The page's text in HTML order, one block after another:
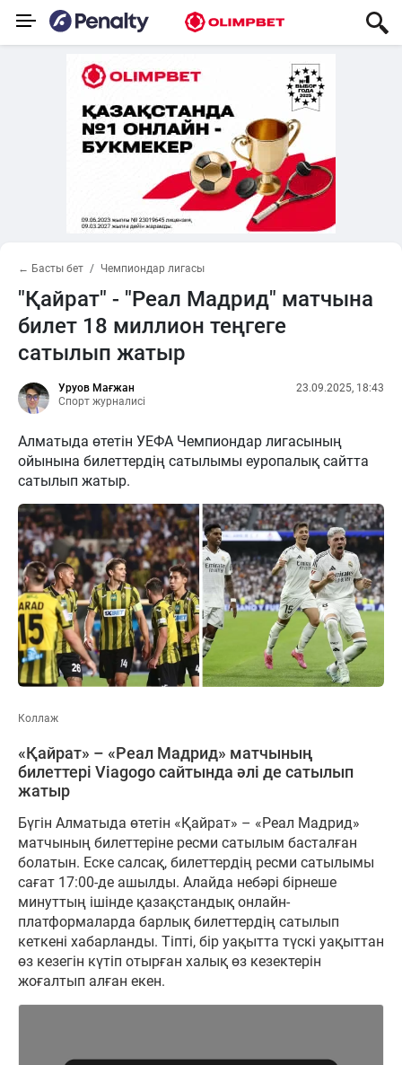
← Басты бет Чемпиондар лигасы
"Қайрат" - "Реал Мадрид" матчына
билет 18 миллион теңгеге
сатылып жатыр
Уруов Мағжан
Спорт журналисі
23.09.2025, 18:43
Алматыда өтетін УЕФА Чемпиондар лигасының
ойынына билеттердің сатылымы еуропалық сайтта
сатылып жатыр.
Коллаж
«Қайрат» – «Реал Мадрид» матчының
билеттері Viagogo сайтында әлі де сатылып
жатыр
Бүгін Алматыда өтетін «Қайрат» – «Реал Мадрид»
матчының билеттеріне ресми сатылым басталған
болатын. Еске салсақ, билеттердің ресми сатылымы
сағат 17:00-де ашылды. Алайда небәрі бірнеше
минуттың ішінде қазақстандық онлайн-
платформаларда барлық билеттердің сатылып
кеткені хабарланды. Тіпті, бір уақытта түскі уақыттан
өз кезегін күтіп отырған халық өз кезектерін
жоғалтып алған екен.